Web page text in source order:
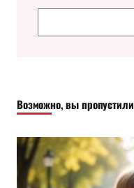
о
Возможно, вы пропустили